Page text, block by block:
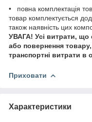
• повна комплектація
товар комплектується
також наявність цих
УВАГА! Усі витрати, що
або повернення
транспортні витрати в
Приховати
Характеристики